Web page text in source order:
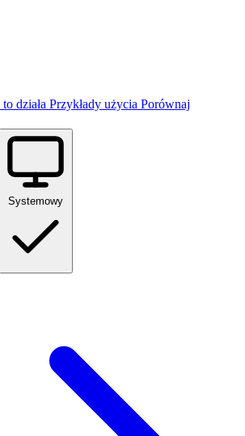
działa Przykłady użycia Porównaj
Systemowy